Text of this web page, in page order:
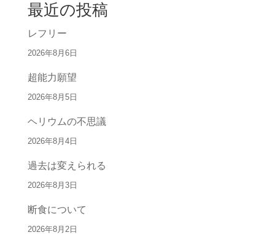
最近の投稿
レフリー
2026年8月6日
超能力願望
2026年8月5日
ヘリウムの不思議
2026年8月4日
過去は変えられる
2026年8月3日
断食について
2026年8月2日